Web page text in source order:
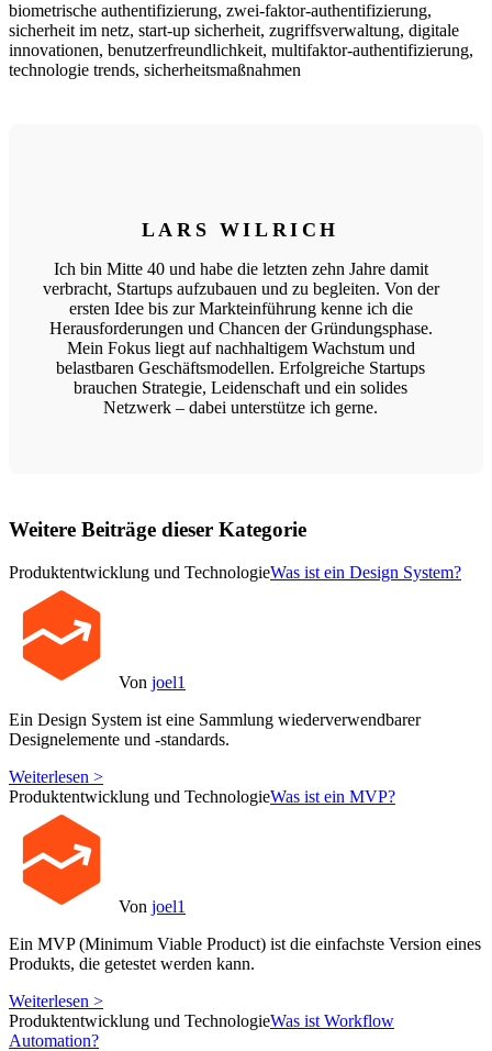
biometrische authentifizierung, zwei-faktor-authentifizierung,
sicherheit im netz, start-up sicherheit, zugriffsverwaltung, digitale
innovationen, benutzerfreundlichkeit, multifaktor-authentifizierung,
technologie trends, sicherheitsmaßnahmen
LARS WILRICH
Ich bin Mitte 40 und habe die letzten zehn Jahre damit
verbracht, Startups aufzubauen und zu begleiten. Von der
ersten Idee bis zur Markteinführung kenne ich die
Herausforderungen und Chancen der Gründungsphase.
Mein Fokus liegt auf nachhaltigem Wachstum und
belastbaren Geschäftsmodellen. Erfolgreiche Startups
brauchen Strategie, Leidenschaft und ein solides
Netzwerk – dabei unterstütze ich gerne.
Weitere Beiträge dieser Kategorie
Produktentwicklung und TechnologieWas ist ein Design System?
Von joel1
Ein Design System ist eine Sammlung wiederverwendbarer
Designelemente und -standards.
Weiterlesen >
Produktentwicklung und TechnologieWas ist ein MVP?
Von joel1
Ein MVP (Minimum Viable Product) ist die einfachste Version eines
Produkts, die getestet werden kann.
Weiterlesen >
Produktentwicklung und TechnologieWas ist Workflow
Automation?